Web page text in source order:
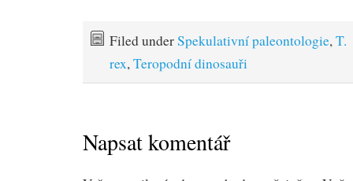
Filed underSpekulativní paleontologie,T.
rex,Teropodní dinosauři
Napsat komentář